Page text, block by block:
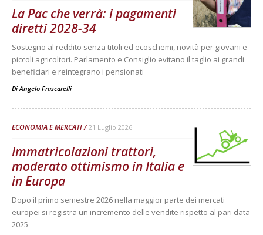
La Pac che verrà: i pagamenti
diretti 2028-34
Sostegno al reddito senza titoli ed ecoschemi, novità per giovani e
piccoli agricoltori. Parlamento e Consiglio evitano il taglio ai grandi
beneficiari e reintegrano i pensionati
DiAngelo Frascarelli
ECONOMIA E MERCATI 21 Luglio 2026
Immatricolazioni trattori,
moderato ottimismo in Italia e
in Europa
Dopo il primo semestre 2026 nella maggior parte dei mercati
europei si registra un incremento delle vendite rispetto al pari data
2025